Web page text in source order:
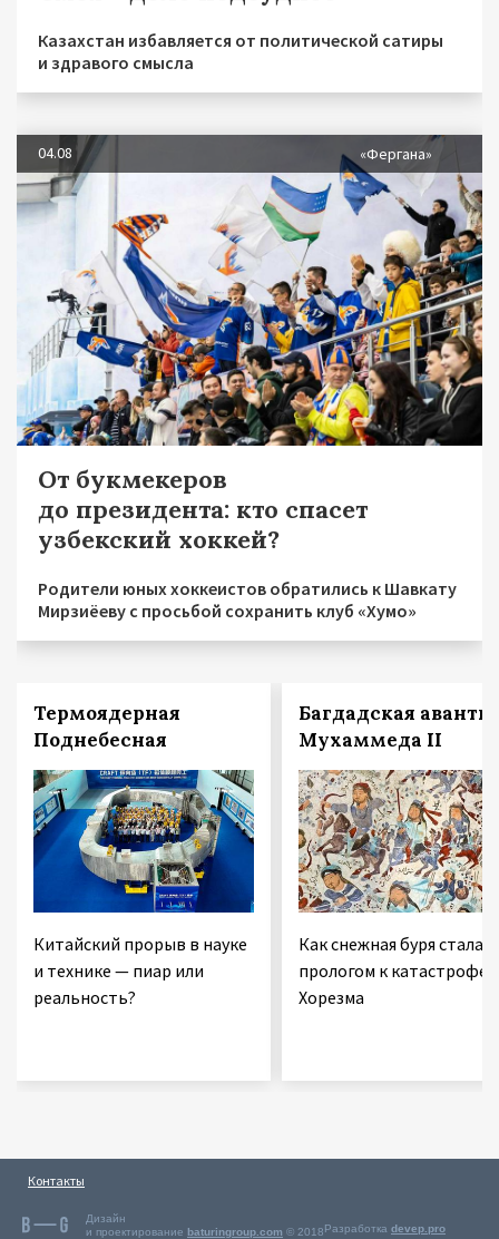
Казахстан избавляется от политической сатиры
и здравого смысла
04.08 «Фергана»
От букмекеров
до президента: кто спасет
узбекский хоккей?
Родители юных хоккеистов обратились к Шавкату
Мирзиёеву с просьбой сохранить клуб «Хумо»
Термоядерная
Поднебесная
Китайский прорыв в науке
и технике — пиар или
реальность?
Багдадская
Мухаммеда II
Как снежная буря стала
прологом к катастрофе
Хорезма
Контакты
Дизайн
и проектирование baturingroup.com © 2018Разработка devep.pro